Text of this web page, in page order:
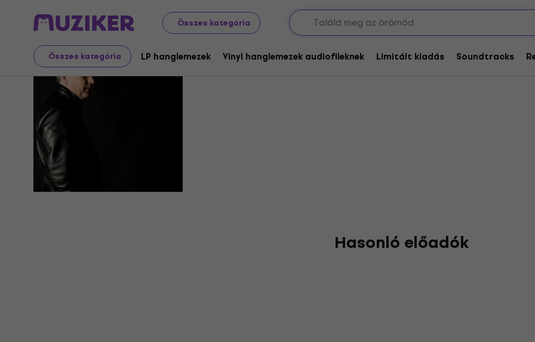
Összes kategória
Összes kategória LP hanglemezek Vinyl hanglemezek audiofileknek Limitált kiadás Soundtracks
Peter Rehberg
Hasonló előadók